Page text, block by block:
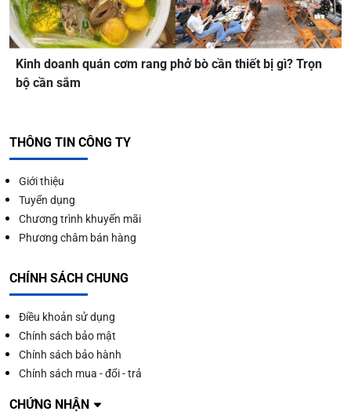
Kinh doanh quán cơm rang phở bò cần thiết bị gì? Trọn
bộ cần sắm
THÔNG TIN CÔNG TY
Giới thiệu
Tuyển dụng
Chương trình khuyến mãi
Phương châm bán hàng
CHÍNH SÁCH CHUNG
Điều khoản sử dụng
Chính sách bảo mật
Chính sách bảo hành
Chính sách mua - đổi - trả
CHỨNG NHẬN